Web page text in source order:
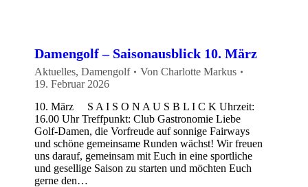
Damengolf – Saisonausblick 10. März
Aktuelles, Damengolf Von Charlotte Markus
19. Februar 2026
10. März S A I S O N A U S B L I C K Uhrzeit:
16.00 Uhr Treffpunkt: Club Gastronomie Liebe
Golf-Damen, die Vorfreude auf sonnige Fairways
und schöne gemeinsame Runden wächst! Wir freuen
uns darauf, gemeinsam mit Euch in eine sportliche
und gesellige Saison zu starten und möchten Euch
gerne den…